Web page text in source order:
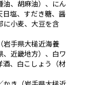
油、胡麻油）、にん
日塩、すだき糖、醤
に小麦、大豆を含
手県大槌近海養
、近畿地方）、白ワ
酒、白こしょう（材